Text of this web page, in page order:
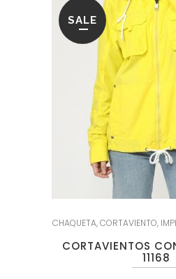
SALE
CHAQUETA,CORTAVIENTO,
CORTAVIENTOS
11168